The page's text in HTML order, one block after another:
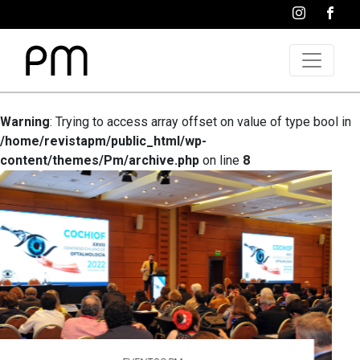
Warning: Trying to access array offset on value of type bool in
/home/revistapm/public_html/wp-
content/themes/Pm/archive.php on line 8